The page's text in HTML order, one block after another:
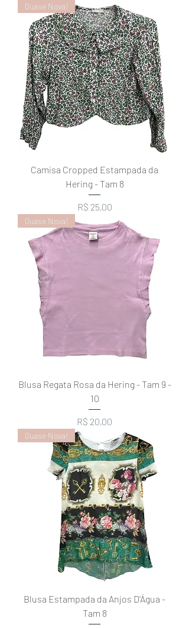
Quase Nova!
Camisa Cropped Estampada da
Hering - Tam 8
Preço
R$ 25,00
Quase Nova!
Blusa Regata Rosa da Hering - Tam 9 -
10
Preço
R$ 20,00
Quase Nova!
Blusa Estampada da Anjos D'Água -
Tam 8